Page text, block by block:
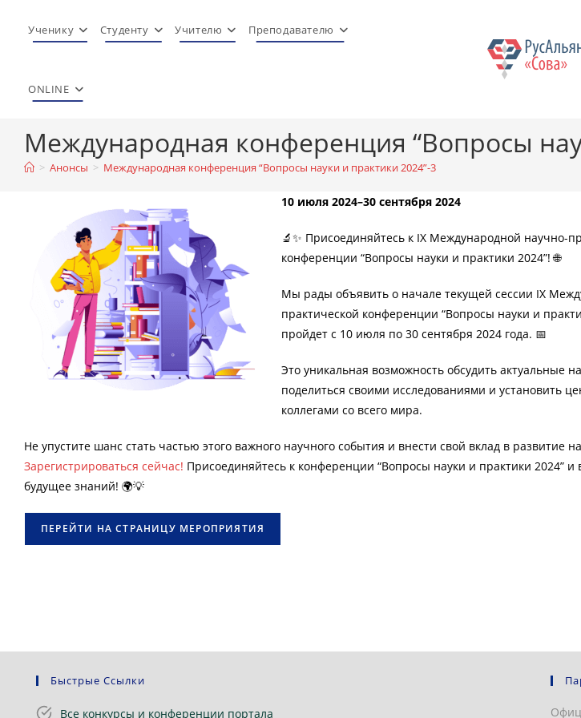
Ученику Студенту Учителю Преподавателю
ONLINE
Международная конференция “Вопросы
> Анонсы > Международная конференция “Вопросы науки и практики 2024”-3
10 июля 2024–30 сентября 2024
🔬✨ Присоединяйтесь к IX Международной научно-
конференции “Вопросы науки и практики 2024”! 🌐
Мы рады объявить о начале текущей сессии IX
практической конференции “Вопросы науки и
пройдет с 10 июля по 30 сентября 2024 года. 📅
Это уникальная возможность обсудить актуальные
поделиться своими исследованиями и установить
коллегами со всего мира.
Не упустите шанс стать частью этого важного научного события и внести свой вклад в развитие
Зарегистрироваться сейчас! Присоединяйтесь к конференции “Вопросы науки и практики 2024” и
будущее знаний! 🌍💡
ПЕРЕЙТИ НА СТРАНИЦУ МЕРОПРИЯТИЯ
Быстрые Ссылки
Все конкурсы и конференции портала